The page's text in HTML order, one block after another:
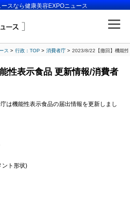
スなら健康美容EXPOニュース
ス 行政：TOP 消費者庁 2023/8/22【撤回】機能
性表示食品 更新情報/消費者
は機能性表示食品の届出情報を更新しまし
ント形状)